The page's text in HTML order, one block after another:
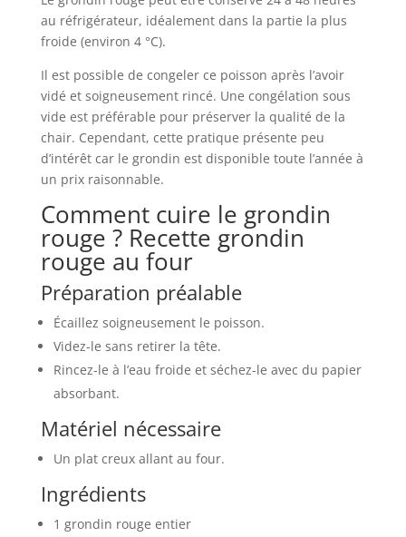
au réfrigérateur, idéalement dans la partie la plus
froide (environ 4 °C).
Il est possible de congeler ce poisson après l’avoir
vidé et soigneusement rincé. Une congélation sous
vide est préférable pour préserver la qualité de la
chair. Cependant, cette pratique présente peu
d’intérêt car le grondin est disponible toute l’année à
un prix raisonnable.
Comment cuire le grondin
rouge ? Recette grondin
rouge au four
Préparation préalable
Écaillez soigneusement le poisson.
Videz-le sans retirer la tête.
Rincez-le à l’eau froide et séchez-le avec du papier
absorbant.
Matériel nécessaire
Un plat creux allant au four.
Ingrédients
1 grondin rouge entier